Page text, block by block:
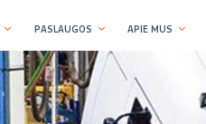
PASLAUGOS APIE MUS